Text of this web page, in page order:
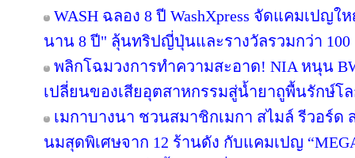
WASH ฉลอง 8 ปี WashXpress จัดแคมเปญ
นาน 8 ปี" ลุ้นทริปญี่ปุ่นและรางวัลรวมกว่า 100
พลิกโฉมวงการทำความสะอาด! NIA หนุน
เปลี่ยนของเสียอุตสาหกรรมสู่น้ำยาถูพื้นรักษ์โ
เมกาบางนา ชวนสมาชิกเมกา สไมล์ รีวอร์ด
นมสุดพิเศษจาก 12 ร้านดัง กับแคมเปญ